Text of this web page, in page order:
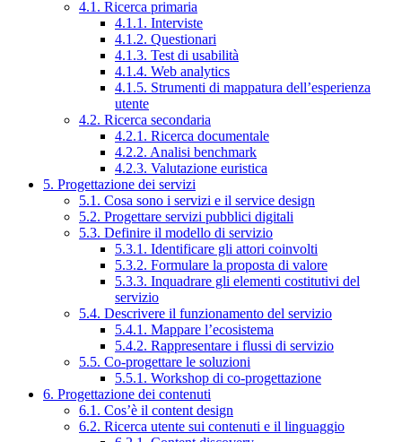
4.1. Ricerca primaria
4.1.1. Interviste
4.1.2. Questionari
4.1.3. Test di usabilità
4.1.4. Web analytics
4.1.5. Strumenti di mappatura dell’esperienza
utente
4.2. Ricerca secondaria
4.2.1. Ricerca documentale
4.2.2. Analisi benchmark
4.2.3. Valutazione euristica
5. Progettazione dei servizi
5.1. Cosa sono i servizi e il service design
5.2. Progettare servizi pubblici digitali
5.3. Definire il modello di servizio
5.3.1. Identificare gli attori coinvolti
5.3.2. Formulare la proposta di valore
5.3.3. Inquadrare gli elementi costitutivi del
servizio
5.4. Descrivere il funzionamento del servizio
5.4.1. Mappare l’ecosistema
5.4.2. Rappresentare i flussi di servizio
5.5. Co-progettare le soluzioni
5.5.1. Workshop di co-progettazione
6. Progettazione dei contenuti
6.1. Cos’è il content design
6.2. Ricerca utente sui contenuti e il linguaggio